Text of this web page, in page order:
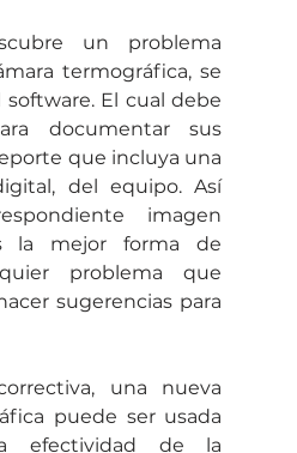
un problema
termográfica, se
El cual debe
documentar sus
que incluya una
del equipo. Así
imagen
la mejor forma de
problema que
sugerencias para
una nueva
puede ser usada
efectividad de la